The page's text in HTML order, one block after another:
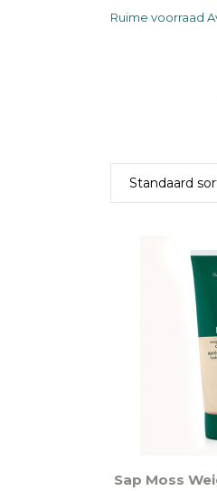
Ruime voorraad
Standaard
Sap Moss